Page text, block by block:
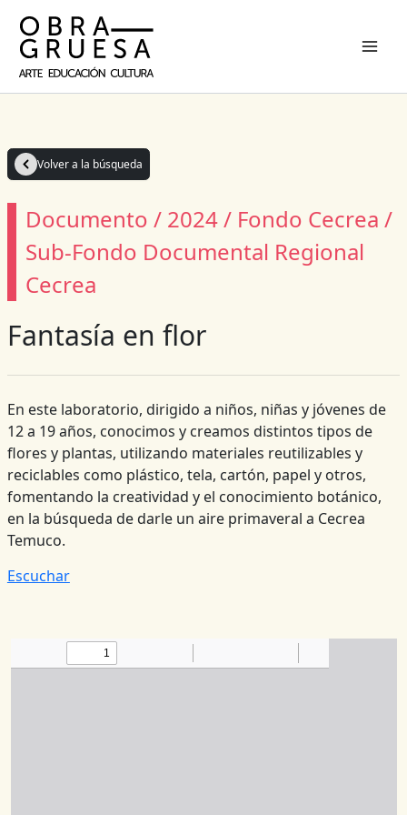
contenido
Volver a la búsqueda
Documento / 2024 / Fondo Cecrea /
Sub-Fondo Documental Regional
Cecrea
Fantasía en flor
En este laboratorio, dirigido a niños, niñas y jóvenes de
12 a 19 años, conocimos y creamos distintos tipos de
flores y plantas, utilizando materiales reutilizables y
reciclables como plástico, tela, cartón, papel y otros,
fomentando la creatividad y el conocimiento botánico,
en la búsqueda de darle un aire primaveral a Cecrea
Temuco.
Escuchar